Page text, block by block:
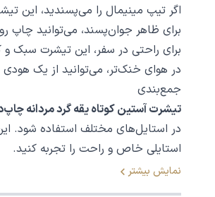
اگر تیپ مینیمال را می‌پسندید، این
برای ظاهر جوان‌پسند، می‌توانید چاپ
برای راحتی در سفر، این تیشرت سبک
در هوای خنک‌تر، می‌توانید از یک هودی
جمع‌بندی
تیشرت آستین کوتاه یقه گرد مردانه
در استایل‌های مختلف استفاده شود.
استایلی خاص و راحت را تجربه کنید.
نمایش بیشتر